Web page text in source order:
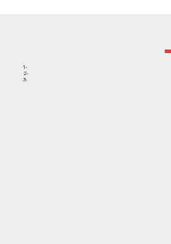
1-
2-
3-